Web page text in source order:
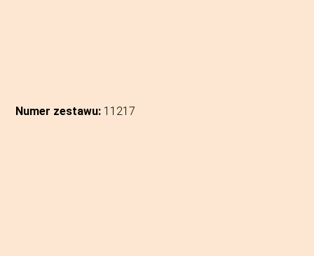
Numer zestawu: 11217